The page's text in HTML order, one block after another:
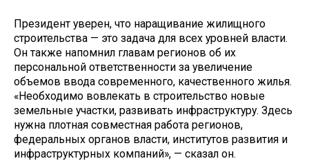
Президент уверен, что наращивание жилищного
строительства — это задача для всех уровней власти.
Он также напомнил главам регионов об их
персональной ответственности за увеличение
объемов ввода современного, качественного жилья.
«Необходимо вовлекать в строительство новые
земельные участки, развивать инфраструктуру. Здесь
нужна плотная совместная работа регионов,
федеральных органов власти, институтов развития и
инфраструктурных компаний», — сказал он.